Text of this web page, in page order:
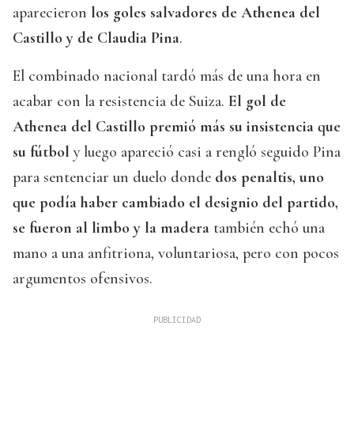
aparecieron los goles salvadores de Athenea del
Castillo y de Claudia Pina.
El combinado nacional tardó más de una hora en
acabar con la resistencia de Suiza. El gol de
Athenea del Castillo premió más su insistencia que
su fútbol y luego apareció casi a rengló seguido Pina
para sentenciar un duelo donde dos penaltis, uno
que podía haber cambiado el designio del partido,
se fueron al limbo y la madera también echó una
mano a una anfitriona, voluntariosa, pero con pocos
argumentos ofensivos.